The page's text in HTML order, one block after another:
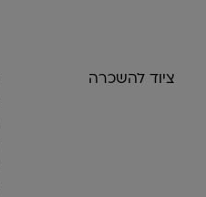
ציוד להשכרה